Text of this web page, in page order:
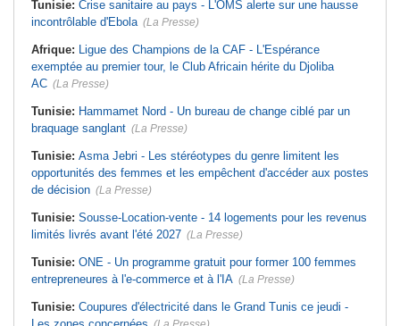
Tunisie: Crise sanitaire au pays - L'OMS alerte sur une hausse
incontrôlable d'Ebola (La Presse)
Afrique: Ligue des Champions de la CAF - L'Espérance
exemptée au premier tour, le Club Africain hérite du Djoliba
AC (La Presse)
Tunisie: Hammamet Nord - Un bureau de change ciblé par un
braquage sanglant (La Presse)
Tunisie: Asma Jebri - Les stéréotypes du genre limitent les
opportunités des femmes et les empêchent d'accéder aux postes
de décision (La Presse)
Tunisie: Sousse-Location-vente - 14 logements pour les revenus
limités livrés avant l'été 2027 (La Presse)
Tunisie: ONE - Un programme gratuit pour former 100 femmes
entrepreneures à l'e-commerce et à l'IA (La Presse)
Tunisie: Coupures d'électricité dans le Grand Tunis ce jeudi -